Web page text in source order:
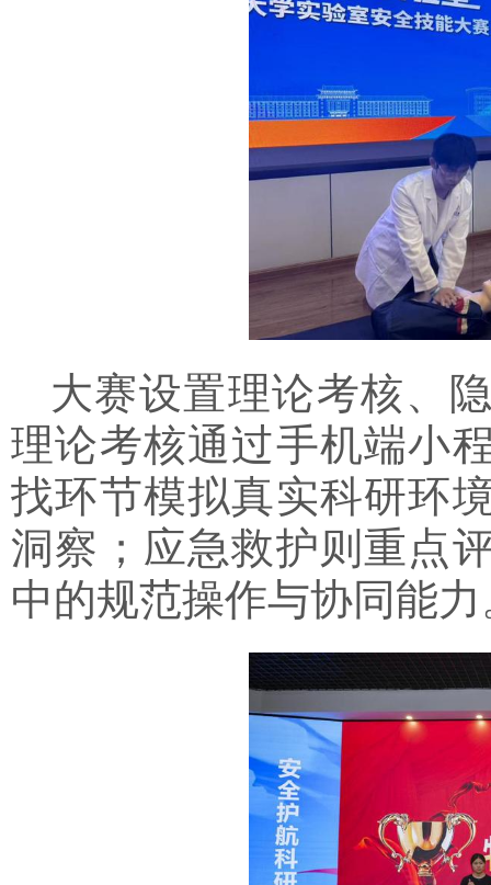
大赛设置理论考核、
理论考核通过手机端小
找环节模拟真实科研环
洞察；应急救护则重点
中的规范操作与协同能力